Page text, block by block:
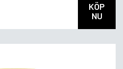
KÖP
NU